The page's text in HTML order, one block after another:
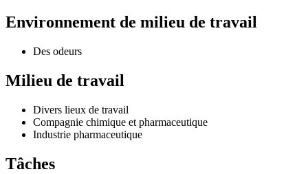
Environnement de milieu de travail
Des odeurs
Milieu de travail
Divers lieux de travail
Compagnie chimique et pharmaceutique
Industrie pharmaceutique
Tâches